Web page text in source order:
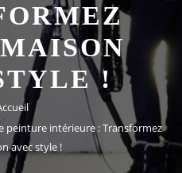
!
peinture intérieure : Transformez
avec style !